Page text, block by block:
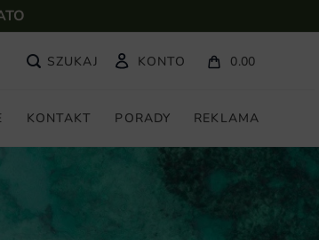
KONTO 0.00
KONTAKT PORADY REKLAMA